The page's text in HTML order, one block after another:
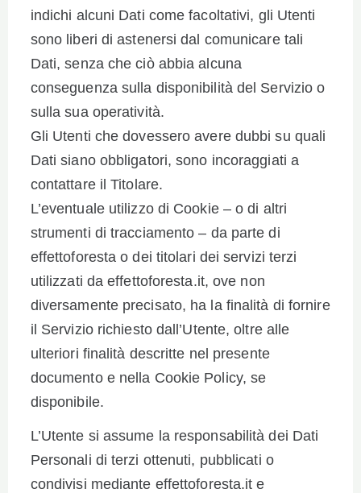
indichi alcuni Dati come facoltativi, gli Utenti
sono liberi di astenersi dal comunicare tali
Dati, senza che ciò abbia alcuna
conseguenza sulla disponibilità del Servizio o
sulla sua operatività.
Gli Utenti che dovessero avere dubbi su quali
Dati siano obbligatori, sono incoraggiati a
contattare il Titolare.
L’eventuale utilizzo di Cookie – o di altri
strumenti di tracciamento – da parte di
effettoforesta o dei titolari dei servizi terzi
utilizzati da effettoforesta.it, ove non
diversamente precisato, ha la finalità di fornire
il Servizio richiesto dall’Utente, oltre alle
ulteriori finalità descritte nel presente
documento e nella Cookie Policy, se
disponibile.
L’Utente si assume la responsabilità dei Dati
Personali di terzi ottenuti, pubblicati o
condivisi mediante effettoforesta.it e